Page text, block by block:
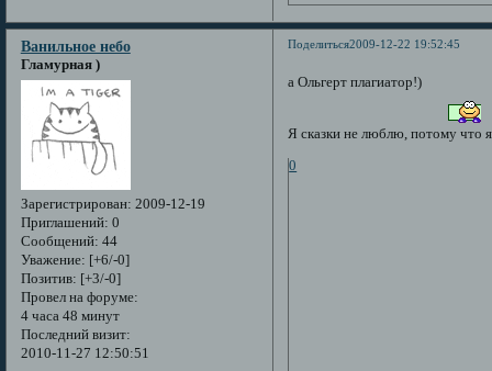
Поделиться2009-12-22 19:52:45
Ванильное небо
Гламурная )
Зарегистрирован: 2009-12-19
Приглашений: 0
Сообщений: 44
Уважение: [+6/-0]
Позитив: [+3/-0]
Провел на форуме:
4 часа 48 минут
Последний визит:
2010-11-27 12:50:51
а Ольгерт плагиатор!)
Я сказки не люблю, потому что
0